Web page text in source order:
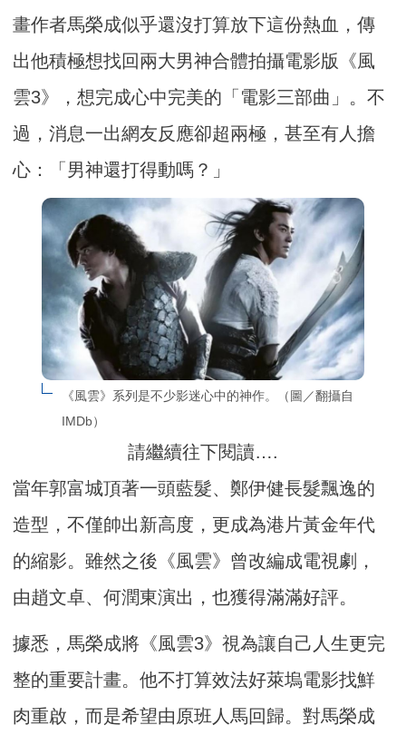
畫作者馬榮成似乎還沒打算放下這份熱血，傳
出他積極想找回兩大男神合體拍攝電影版《風
雲3》，想完成心中完美的「電影三部曲」。不
過，消息一出網友反應卻超兩極，甚至有人擔
心：「男神還打得動嗎？」
《風雲》系列是不少影迷心中的神作。（圖／翻攝自
IMDb）
請繼續往下閱讀….
當年郭富城頂著一頭藍髮、鄭伊健長髮飄逸的
造型，不僅帥出新高度，更成為港片黃金年代
的縮影。雖然之後《風雲》曾改編成電視劇，
由趙文卓、何潤東演出，也獲得滿滿好評。
據悉，馬榮成將《風雲3》視為讓自己人生更完
整的重要計畫。他不打算效法好萊塢電影找鮮
肉重啟，而是希望由原班人馬回歸。對馬榮成